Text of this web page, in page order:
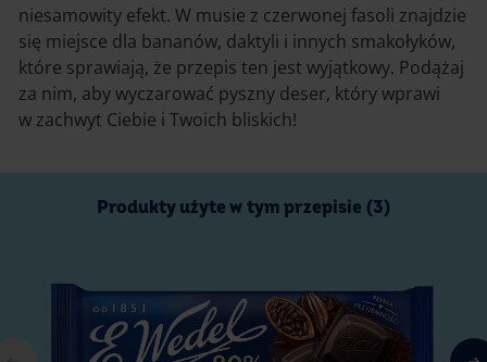
niesamowity efekt. W musie z czerwonej fasoli znajdzie
się miejsce dla bananów, daktyli i innych smakołyków,
które sprawiają, że przepis ten jest wyjątkowy. Podążaj
za nim, aby wyczarować pyszny deser, który wprawi
w zachwyt Ciebie i Twoich bliskich!
Produkty użyte w tym przepisie (3)